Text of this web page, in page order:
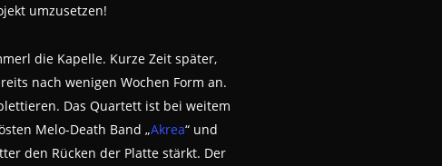
umzusetzen!
die Kapelle. Kurze Zeit später,
nach wenigen Wochen Form an.
Das Quartett ist bei weitem
Melo-Death Band „Akrea“ und
den Rücken der Platte stärkt. Der